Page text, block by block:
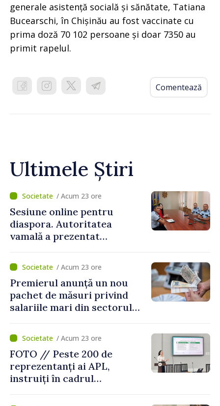
generale asistență socială și sănătate, Tatiana
Bucearschi, în Chișinău au fost vaccinate cu
prima doză 70 102 persoane și doar 7350 au
primit rapelul.
Comentează
Ultimele Știri
/ Acum 23 ore
Sesiune online pentru
diaspora. Autoritatea
vamală a prezentat
revenirea în țară
/ Acum 23 ore
Premierul anunță un nou
pachet de măsuri privind
salariile mari din sectorul
/ Acum 23 ore
FOTO // Peste 200 de
reprezentanți ai APL,
instruiți în cadrul
Mediu privind aplicarea a